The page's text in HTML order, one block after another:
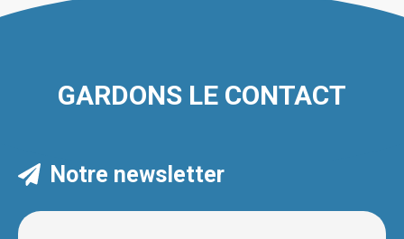
GARDONS LE CONTACT
Notre newsletter